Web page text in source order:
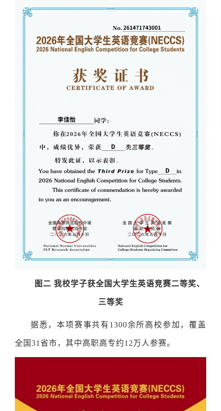
图二 我校学子获全国大学生英语竞赛二等奖、
三等奖
据悉，本项赛事共有1300余所高校参加，覆盖
全国31省市，其中高职高专约12万人参赛。